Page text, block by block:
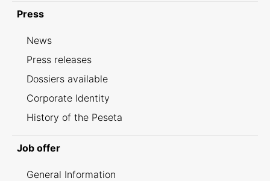
Press
News
Press releases
Dossiers available
Corporate Identity
History of the Peseta
Job offer
General Information